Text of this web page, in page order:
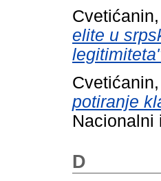
elite u
potiranje
Nacionalni
D